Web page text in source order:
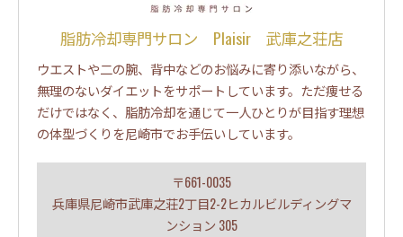
脂肪冷却専門サロン Plaisir 武庫之荘店
ウエストや二の腕、背中などのお悩みに寄り添いながら、
無理のないダイエットをサポートしています。ただ痩せる
だけではなく、脂肪冷却を通じて一人ひとりが目指す理想
の体型づくりを尼崎市でお手伝いしています。
〒661-0035
兵庫県尼崎市武庫之荘2丁目2-2ヒカルビルディングマ
ンション 305